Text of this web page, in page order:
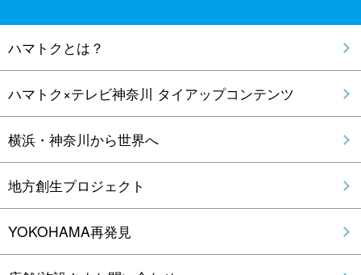
ハマトクとは？
ハマトク×テレビ神奈川 タイアップコンテンツ
横浜・神奈川から世界へ
地方創生プロジェクト
YOKOHAMA再発見